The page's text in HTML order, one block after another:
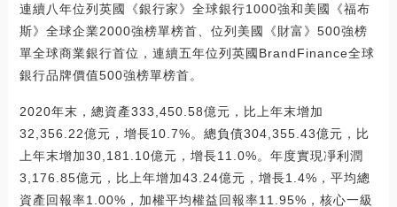
連續八年位列英國《銀行家》全球銀行1000強和美國《福布
斯》全球企業2000強榜單榜首、位列美國《財富》500強榜
單全球商業銀行首位，連續五年位列英國BrandFinance全球
銀行品牌價值500強榜單榜首。
2020年末，總資產333,450.58億元，比上年末增加
32,356.22億元，增長10.7%。總負債304,355.43億元，比
上年末增加30,181.10億元，增長11.0%。年度實現凈利潤
3,176.85億元，比上年增加43.24億元，增長1.4%，平均總
資產回報率1.00%，加權平均權益回報率11.95%，核心一級